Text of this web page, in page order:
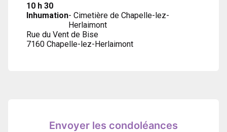
10 h 30
Inhumation- Cimetière de Chapelle-lez-
Herlaimont
Rue du Vent de Bise
7160 Chapelle-lez-Herlaimont
Envoyer les condoléances